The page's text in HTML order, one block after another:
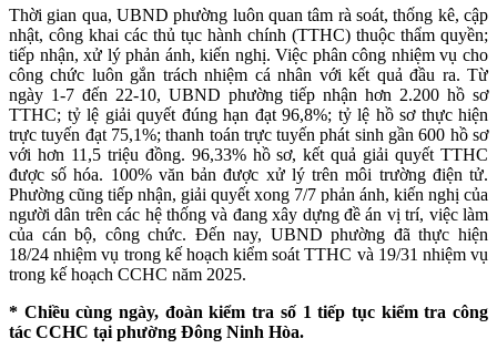
Thời gian qua, UBND phường luôn quan tâm rà soát, thống kê, cập
nhật, công khai các thủ tục hành chính (TTHC) thuộc thẩm quyền;
tiếp nhận, xử lý phản ánh, kiến nghị. Việc phân công nhiệm vụ cho
công chức luôn gắn trách nhiệm cá nhân với kết quả đầu ra. Từ
ngày 1-7 đến 22-10, UBND phường tiếp nhận hơn 2.200 hồ sơ
TTHC; tỷ lệ giải quyết đúng hạn đạt 96,8%; tỷ lệ hồ sơ thực hiện
trực tuyến đạt 75,1%; thanh toán trực tuyến phát sinh gần 600 hồ sơ
với hơn 11,5 triệu đồng. 96,33% hồ sơ, kết quả giải quyết TTHC
được số hóa. 100% văn bản được xử lý trên môi trường điện tử.
Phường cũng tiếp nhận, giải quyết xong 7/7 phản ánh, kiến nghị của
người dân trên các hệ thống và đang xây dựng đề án vị trí, việc làm
của cán bộ, công chức. Đến nay, UBND phường đã thực hiện
18/24 nhiệm vụ trong kế hoạch kiểm soát TTHC và 19/31 nhiệm vụ
trong kế hoạch CCHC năm 2025.
* Chiều cùng ngày, đoàn kiểm tra số 1 tiếp tục kiểm tra công
tác CCHC tại phường Đông Ninh Hòa.